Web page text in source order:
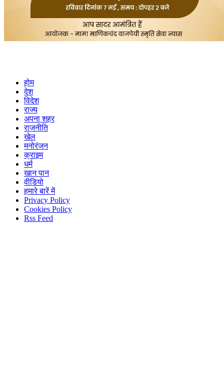
होम
देश
विदेश
राज्य
अपना शहर
राजनीति
खेल
मनोरंजन
क्राइम
धर्म
खान पान
वीडियो
हमारे बारें में
Privacy Policy
Cookies Policy
Rss Feed